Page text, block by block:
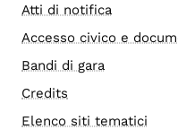
Atti di notifica
Accesso civico e
Bandi di gara
Credits
Elenco siti tematici